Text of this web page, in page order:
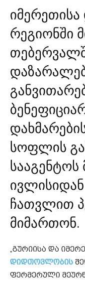
იმერეთისა
რეგიონში
სოფლის
ჩათვლით
მიმართონ.
„გურიისა და
დიდთოვლობის
ფერმერული